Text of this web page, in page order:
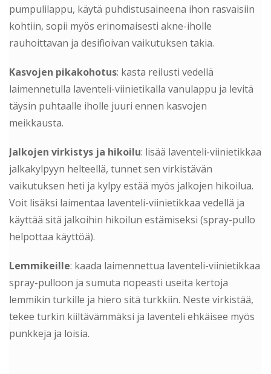
pumpulilappu, käytä puhdistusaineena ihon rasvaisiin
kohtiin, sopii myös erinomaisesti akne-iholle
rauhoittavan ja desifioivan vaikutuksen takia.
Kasvojen pikakohotus: kasta reilusti vedellä
laimennetulla laventeli-viinietikalla vanulappu ja levitä
täysin puhtaalle iholle juuri ennen kasvojen
meikkausta.
Jalkojen virkistys ja hikoilu: lisää laventeli-viinietikkaa
jalkakylpyyn helteellä, tunnet sen virkistävän
vaikutuksen heti ja kylpy estää myös jalkojen hikoilua.
Voit lisäksi laimentaa laventeli-viinietikkaa vedellä ja
käyttää sitä jalkoihin hikoilun estämiseksi (spray-pullo
helpottaa käyttöä).
Lemmikeille: kaada laimennettua laventeli-viinietikkaa
spray-pulloon ja sumuta nopeasti useita kertoja
lemmikin turkille ja hiero sitä turkkiin. Neste virkistää,
tekee turkin kiiltävämmäksi ja laventeli ehkäisee myös
punkkeja ja loisia.